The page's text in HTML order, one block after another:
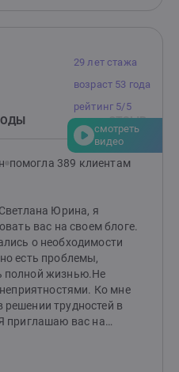
которая
обсудим,
работать вместе. P.S.
в неделю на себя — это
29 лет стажа
возраст 53 года
рейтинг 5/5
смотреть
видео
ОТЗЫВ
помогла 389 клиентам
Юрина, я
вас на своем блоге.
о необходимости
есть проблемы,
полной жизнью.Не
Ко мне
трудностей в
приглашаю вас на
кризис. Я знаю, что